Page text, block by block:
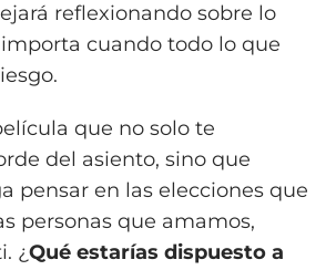
reflexionando sobre lo
cuando todo lo que
que no solo te
del asiento, sino que
pensar en las elecciones que
personas que amamos,
¿Qué estarías dispuesto a